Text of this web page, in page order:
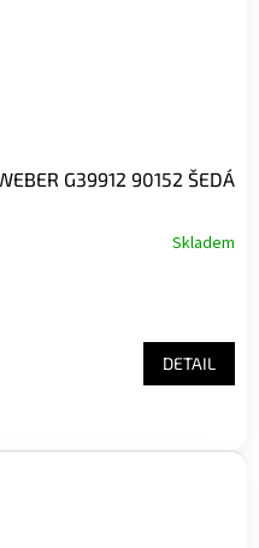
G39912 90152 ŠEDÁ
Skladem
DETAIL